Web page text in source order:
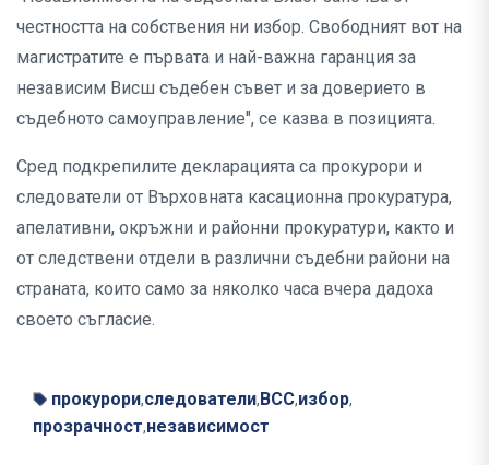
честността на собствения ни избор. Свободният вот на
магистратите е първата и най-важна гаранция за
независим Висш съдебен съвет и за доверието в
съдебното самоуправление", се казва в позицията.
Сред подкрепилите декларацията са прокурори и
следователи от Върховната касационна прокуратура,
апелативни, окръжни и районни прокуратури, както и
от следствени отдели в различни съдебни райони на
страната, които само за няколко часа вчера дадоха
своето съгласие.
прокурори,следователи, ВСС,избор,
прозрачност,независимост